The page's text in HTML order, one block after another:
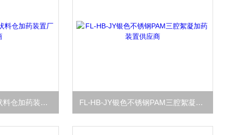
FL-HB-JY白石灰粉末状料仓加药装置厂家供应商 FL-HB-JY银色不锈钢PAM三腔絮凝加药装置供应商